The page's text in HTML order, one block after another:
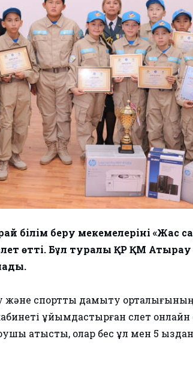
білім беру мекемелерінің «Жас
өтті. Бұл туралы ҚР ҚМ
және спортты дамыту орталығының
ұйымдастырған слет онлайн
қатысты, олар бес ұл мен 5